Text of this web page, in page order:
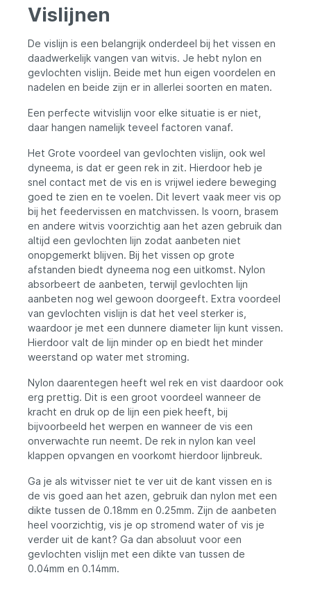
Vislijnen
De vislijn is een belangrijk onderdeel bij het vissen en
daadwerkelijk vangen van witvis. Je hebt nylon en
gevlochten vislijn. Beide met hun eigen voordelen en
nadelen en beide zijn er in allerlei soorten en maten.
Een perfecte witvislijn voor elke situatie is er niet,
daar hangen namelijk teveel factoren vanaf.
Het Grote voordeel van gevlochten vislijn, ook wel
dyneema, is dat er geen rek in zit. Hierdoor heb je
snel contact met de vis en is vrijwel iedere beweging
goed te zien en te voelen. Dit levert vaak meer vis op
bij het feedervissen en matchvissen. Is voorn, brasem
en andere witvis voorzichtig aan het azen gebruik dan
altijd een gevlochten lijn zodat aanbeten niet
onopgemerkt blijven. Bij het vissen op grote
afstanden biedt dyneema nog een uitkomst. Nylon
absorbeert de aanbeten, terwijl gevlochten lijn
aanbeten nog wel gewoon doorgeeft. Extra voordeel
van gevlochten vislijn is dat het veel sterker is,
waardoor je met een dunnere diameter lijn kunt vissen.
Hierdoor valt de lijn minder op en biedt het minder
weerstand op water met stroming.
Nylon daarentegen heeft wel rek en vist daardoor ook
erg prettig. Dit is een groot voordeel wanneer de
kracht en druk op de lijn een piek heeft, bij
bijvoorbeeld het werpen en wanneer de vis een
onverwachte run neemt. De rek in nylon kan veel
klappen opvangen en voorkomt hierdoor lijnbreuk.
Ga je als witvisser niet te ver uit de kant vissen en is
de vis goed aan het azen, gebruik dan nylon met een
dikte tussen de 0.18mm en 0.25mm. Zijn de aanbeten
heel voorzichtig, vis je op stromend water of vis je
verder uit de kant? Ga dan absoluut voor een
gevlochten vislijn met een dikte van tussen de
0.04mm en 0.14mm.